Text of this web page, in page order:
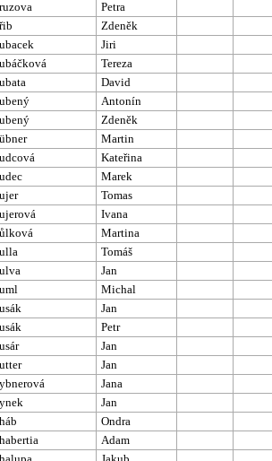
Petra
Zdeněk
Jiri
Tereza
David
Antonín
Zdeněk
Martin
Kateřina
Marek
Tomas
Ivana
Martina
Tomáš
Jan
Michal
Jan
Petr
Jan
Jan
Jana
Jan
Ondra
Adam